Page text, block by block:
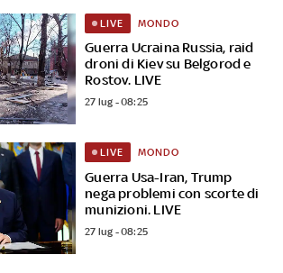
Guerra Ucraina Russia, raid
droni di Kiev su Belgorod e
Rostov. LIVE
LIVE MONDO
27 lug - 08:25
Guerra Usa-Iran, Trump
nega problemi con scorte di
munizioni. LIVE
LIVE MONDO
27 lug - 08:25